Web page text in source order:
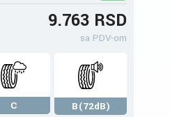
9.763 RSD
sa PDV-om
C
B(72dB)